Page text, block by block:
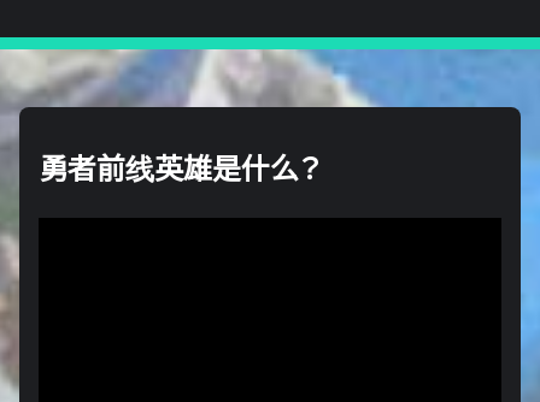
勇者前线英雄是什么？